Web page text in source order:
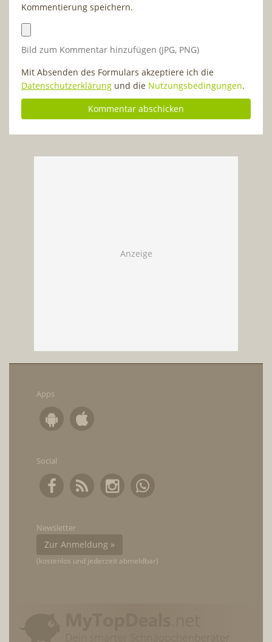
Kommentierung speichern.
Bild zum Kommentar hinzufügen (JPG, PNG)
Mit Absenden des Formulars akzeptiere ich die
Datenschutzerklärung und die Nutzungsbedingungen.
Apps
Social
Newsletter
Zur Anmeldung »
(kostenlos und jederzeit abmeldbar)